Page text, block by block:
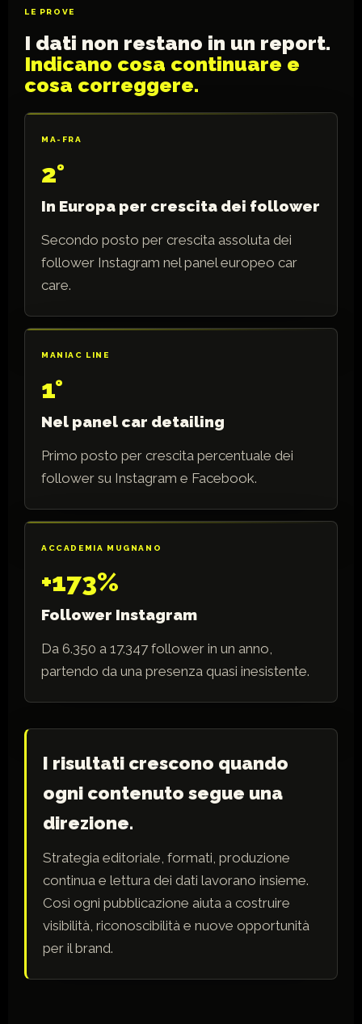
LE PROVE
I dati non restano in un report.
Indicano cosa continuare e
cosa correggere.
MA-FRA
2°
In Europa per crescita dei follower
Secondo posto per crescita assoluta dei
follower Instagram nel panel europeo car
care.
MANIAC LINE
1°
Nel panel car detailing
Primo posto per crescita percentuale dei
follower su Instagram e Facebook.
ACCADEMIA MUGNANO
+173%
Follower Instagram
Da 6.350 a 17.347 follower in un anno,
partendo da una presenza quasi inesistente.
I risultati crescono quando
ogni contenuto segue una
direzione.
Strategia editoriale, formati, produzione
continua e lettura dei dati lavorano insieme.
Così ogni pubblicazione aiuta a costruire
visibilità, riconoscibilità e nuove opportunità
per il brand.